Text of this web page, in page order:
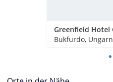
Bukfurdo, Ungarn